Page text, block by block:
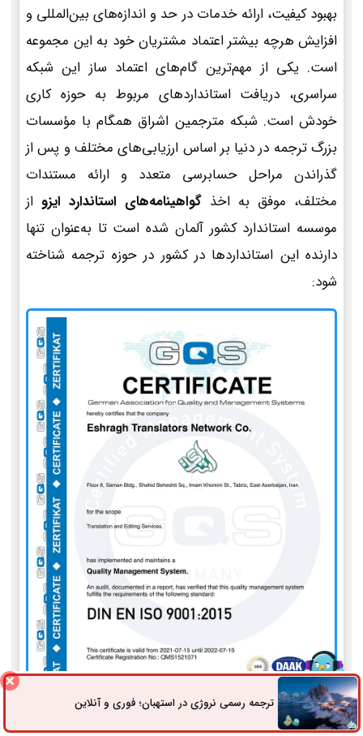
بهبود کیفیت، ارائه خدمات در حد و اندازه‌های بین‌المللی و
افزایش هرچه بیشتر اعتماد مشتریان خود به این مجموعه
است. یکی از مهم‌ترین گام‌های اعتماد ساز این شبکه
سراسری، دریافت استانداردهای مربوط به حوزه کاری
خودش است. شبکه مترجمین اشراق همگام با مؤسسات
بزرگ ترجمه در دنیا بر اساس ارزیابی‌های مختلف و پس از
گذراندن مراحل حسابرسی متعدد و ارائه مستندات
مختلف، موفق به اخذ گواهینامه‌های استاندارد ایزو از
موسسه استاندارد کشور آلمان شده است تا به‌عنوان تنها
دارنده این استانداردها در کشور در حوزه ترجمه شناخته
شود:
ترجمه رسمی نروژی در استهبان؛ فوری و آنلاینثبت سفارش راه های ارتباطی